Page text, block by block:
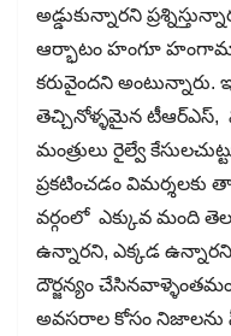
అడ్డుకున్నారని
ఆర్భాటం హంగూ హంగామా
కరువైందని
తెచ్చినోళ్ళమైన
మంత్రులు రైల్వే
ప్రకటించడం విమర్శలకు
వర్గంలో ఎక్కువ మంది
ఉన్నారని, ఎక్కడ
దౌర్జన్యం
అవసరాల కోసం నిజాలను